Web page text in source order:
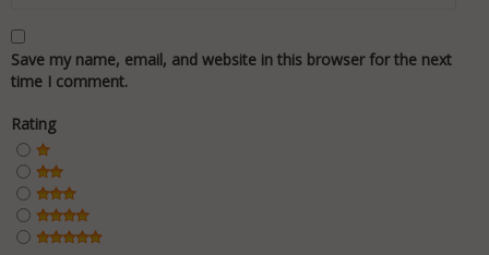
Save my name, email, and website in this browser for the next
time I comment.
Rating